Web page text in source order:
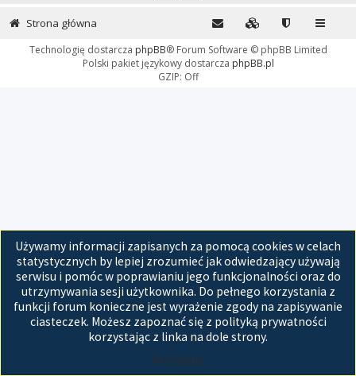
Używamy informacji zapisanych za pomocą cookies w celach
statystycznych by lepiej zrozumieć jak odwiedzający używają
serwisu i pomóc w poprawianiu jego funkcjonalności oraz do
utrzymywania sesji użytkownika. Do pełnego korzystania z
funkcji forum konieczne jest wyrażenie zgody na zapisywanie
ciasteczek. Możesz zapoznać się z polityką prywatności
korzystając z linka na dole strony.
Akceptuję
Strona główna
Technologię dostarcza phpBB® Forum Software © phpBB Limited
Polski pakiet językowy dostarcza phpBB.pl
GZIP: Off